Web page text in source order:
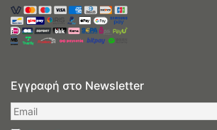
Εγγραφή στο Newsletter